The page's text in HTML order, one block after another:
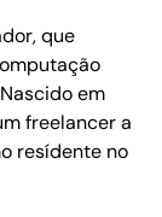
que
em
freelancer a
resídente no